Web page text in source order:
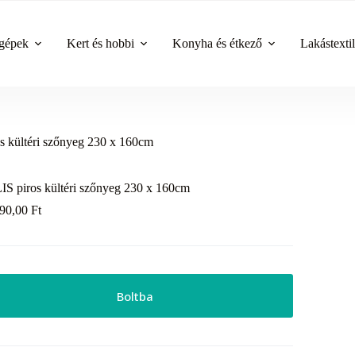
Kert és hobbi Konyha és étkező Lakástextil
kültéri szőnyeg 230 x 160cm
piros kültéri szőnyeg 230 x 160cm
Ft
Boltba